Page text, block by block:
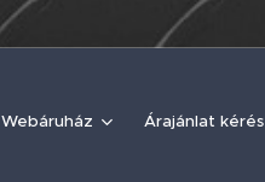
Webáruház Árajánlat kérés